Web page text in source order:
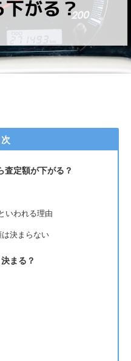
次
査定額が下がる？
いわれる理由
決まらない
まる？